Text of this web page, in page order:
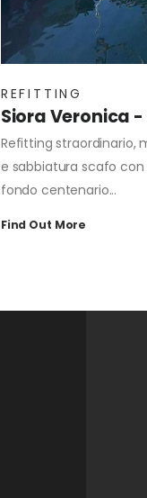
REFITTING
Siora Veronica
Refitting straordinario,
e sabbiatura scafo
fondo centenario...
Find Out More